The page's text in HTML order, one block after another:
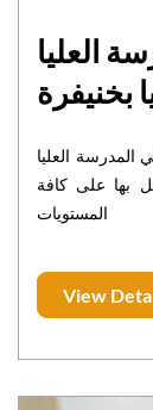
المدرسة العليا
بخنيفرة
يومه الثلاثاء 14 فبراير 2023، جولة ميدانية في المدرسة العليا
بها على كافة
المستويات
View